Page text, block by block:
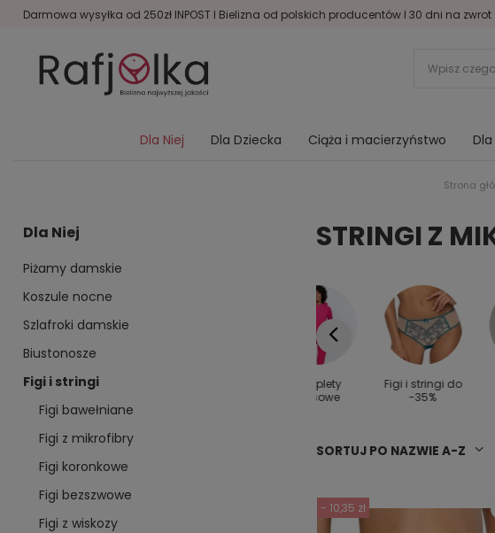
Darmowa wysyłka od 250zł INPOST I Bielizna od polskich producentów I 30 dni na zwrot
Dla Niej Dla Dziecka Ciąża i macierzyństwo
Strona
Dla Niej
Piżamy damskie
Koszule nocne
Szlafroki damskie
Biustonosze
Figi i stringi
Figi bawełniane
Figi z mikrofibry
Figi koronkowe
Figi bezszwowe
Figi z wiskozy
STRINGI Z
dla
Kolanówki
Komplety
dresowe
Figi i stringi do
-35%
SORTUJ PO NAZWIE A-Z
- 10,35 zł